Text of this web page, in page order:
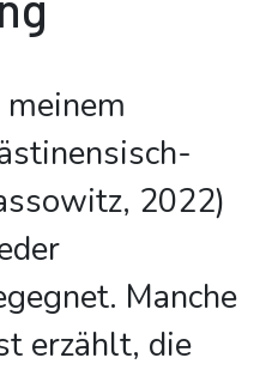
2022)
Manche
erzählt, die